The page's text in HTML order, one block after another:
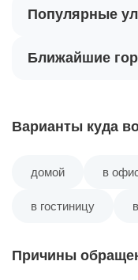
Квартал
Квартал
Квартал
Квартал Мочище
Популярные
Ближайшие
Варианты куда
домой в
в гостиницу
Причины